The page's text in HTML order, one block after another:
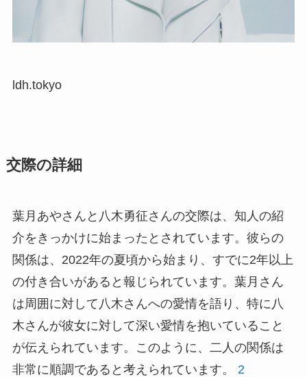
ldh.tokyo
交際の詳細
葉月あやさんと八木勇征さんの交際は、知人の紹
介をきっかけに始まったとされています。彼らの
関係は、2022年の夏頃から始まり、すでに2年以上
の付き合いがあると報じられています。葉月さん
は周囲に対して八木さんへの愛情を語り、特に八
木さんが彼女に対して深い愛情を抱いていること
が伝えられています。このように、二人の関係は
非常に順調であると考えられています。 2